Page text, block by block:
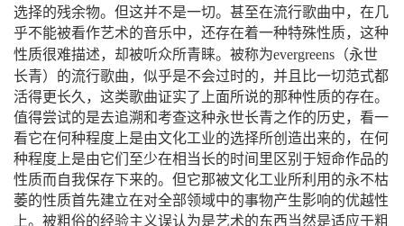
选择的残余物。但这并不是一切。甚至在流行歌曲中，在几
乎不能被看作艺术的音乐中，还存在着一种特殊性质，这种
性质很难描述，却被听众所青睐。被称为evergreens （永世
长青）
的流行歌曲，似乎是不会过时的，并且比一切范式都
活得更长久，这类歌曲证实了上面所说的那种性质的存在。
值得尝试的是去追溯和考查这种永世长青之作的历史，看一
看它在何种程度上是由文化工业的选择所创造出来的，在何
种程度上是由它们至少在相当长的时间里区别于短命作品的
性质而自我保存下来的。但它那被文化工业所利用的永不枯
萎的性质首先建立在对全部领域中的事物产生影响的优越性
上。被粗俗的经验主义误认为是艺术的东西当然是适应于粗